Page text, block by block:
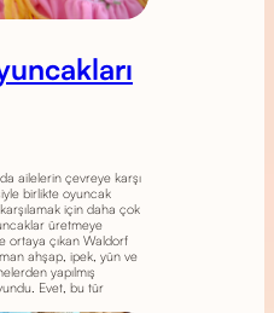
ailelerin çevreye karşı
birlikte oyuncak
için daha çok
üretmeye
ortaya çıkan Waldorf
ahşap, ipek, yün ve
yapılmış
Evet, bu tür